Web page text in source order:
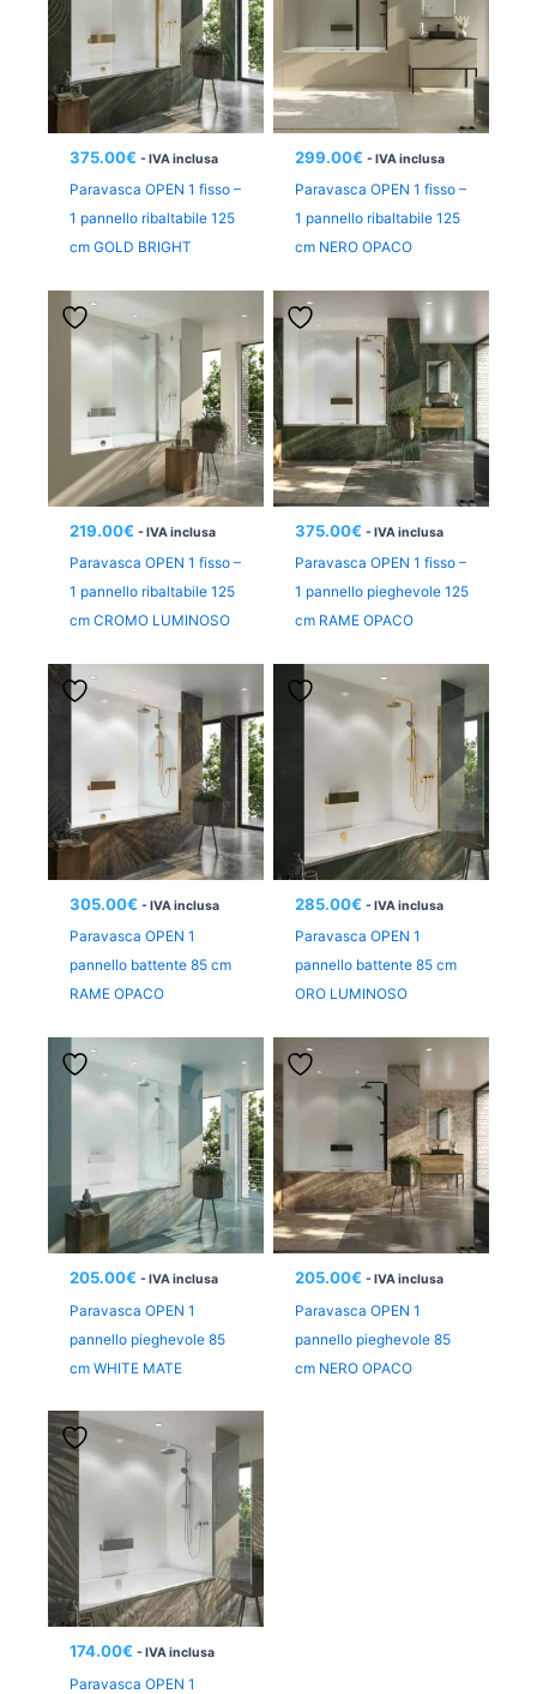
375.00€ - IVA inclusa
Paravasca OPEN 1 fisso –
1 pannello ribaltabile 125
cm GOLD BRIGHT
299.00€ - IVA inclusa
Paravasca OPEN 1 fisso –
1 pannello ribaltabile 125
cm NERO OPACO
219.00€ - IVA inclusa
Paravasca OPEN 1 fisso –
1 pannello ribaltabile 125
cm CROMO LUMINOSO
375.00€ - IVA inclusa
Paravasca OPEN 1 fisso –
1 pannello pieghevole 125
cm RAME OPACO
305.00€ - IVA inclusa
Paravasca OPEN 1
pannello battente 85 cm
RAME OPACO
285.00€ - IVA inclusa
Paravasca OPEN 1
pannello battente 85 cm
ORO LUMINOSO
205.00€ - IVA inclusa
Paravasca OPEN 1
pannello pieghevole 85
cm WHITE MATE
205.00€ - IVA inclusa
Paravasca OPEN 1
pannello pieghevole 85
cm NERO OPACO
174.00€ - IVA inclusa
Paravasca OPEN 1